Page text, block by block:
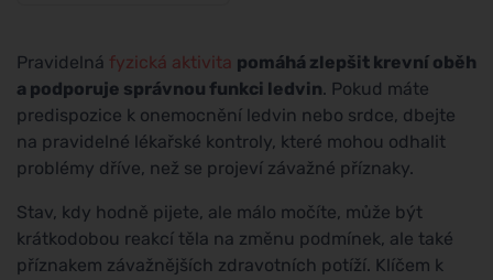
Pravidelná fyzická aktivita pomáhá zlepšit krevní oběh
a podporuje správnou funkci ledvin. Pokud máte
predispozice k onemocnění ledvin nebo srdce, dbejte
na pravidelné lékařské kontroly, které mohou odhalit
problémy dříve, než se projeví závažné příznaky.
Stav, kdy hodně pijete, ale málo močíte, může být
krátkodobou reakcí těla na změnu podmínek, ale také
příznakem závažnějších zdravotních potíží. Klíčem k